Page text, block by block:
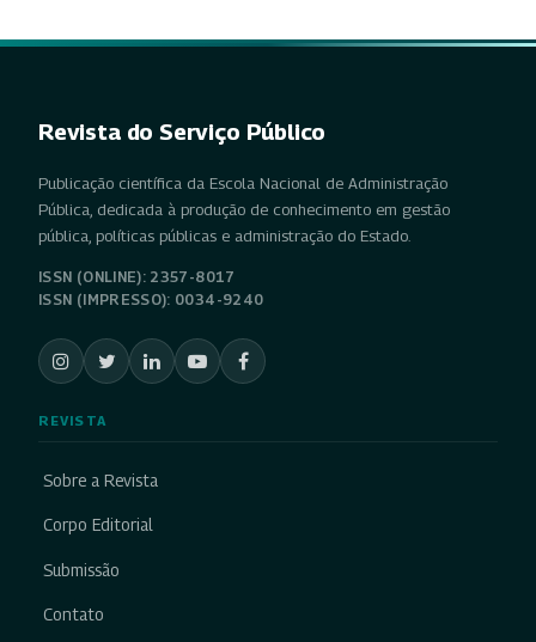
Revista do Serviço Público
Publicação científica da Escola Nacional de Administração
Pública, dedicada à produção de conhecimento em gestão
pública, políticas públicas e administração do Estado.
ISSN (ONLINE): 2357-8017
ISSN (IMPRESSO): 0034-9240
REVISTA
Sobre a Revista
Corpo Editorial
Submissão
Contato